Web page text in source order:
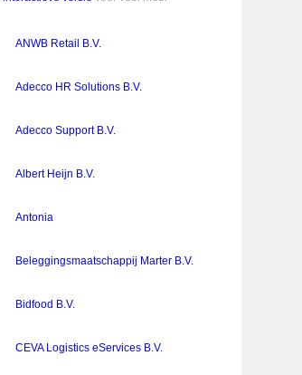
ANWB Retail B.V.
Adecco HR Solutions B.V.
Adecco Support B.V.
Albert Heijn B.V.
Antonia
Beleggingsmaatschappij Marter B.V.
Bidfood B.V.
CEVA Logistics eServices B.V.